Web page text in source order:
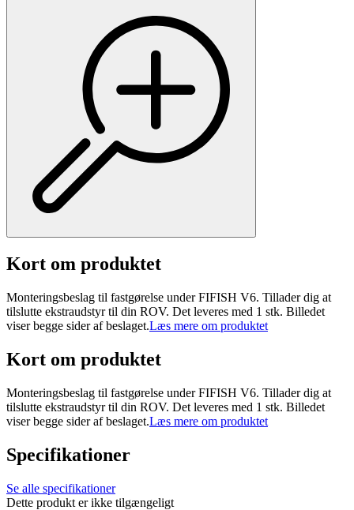
Kort om produktet
Monteringsbeslag til fastgørelse under FIFISH V6. Tillader dig at
tilslutte ekstraudstyr til din ROV. Det leveres med 1 stk. Billedet
viser begge sider af beslaget.Læs mere om produktet
Kort om produktet
Monteringsbeslag til fastgørelse under FIFISH V6. Tillader dig at
tilslutte ekstraudstyr til din ROV. Det leveres med 1 stk. Billedet
viser begge sider af beslaget.Læs mere om produktet
Specifikationer
Se alle specifikationer
Dette produkt er ikke tilgængeligt